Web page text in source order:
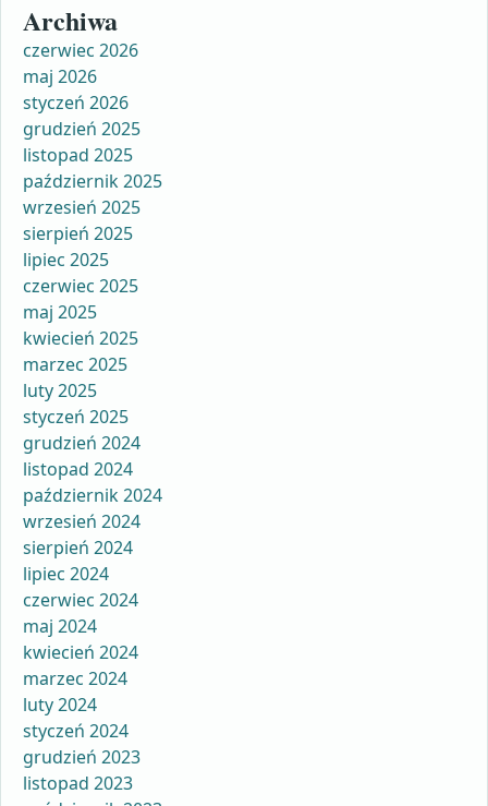
Archiwa
czerwiec 2026
maj 2026
styczeń 2026
grudzień 2025
listopad 2025
październik 2025
wrzesień 2025
sierpień 2025
lipiec 2025
czerwiec 2025
maj 2025
kwiecień 2025
marzec 2025
luty 2025
styczeń 2025
grudzień 2024
listopad 2024
październik 2024
wrzesień 2024
sierpień 2024
lipiec 2024
czerwiec 2024
maj 2024
kwiecień 2024
marzec 2024
luty 2024
styczeń 2024
grudzień 2023
listopad 2023